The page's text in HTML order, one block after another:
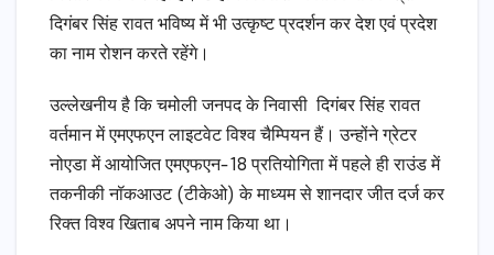
दिगंबर सिंह रावत भविष्य में भी उत्कृष्ट प्रदर्शन कर देश एवं प्रदेश
का नाम रोशन करते रहेंगे।
उल्लेखनीय है कि चमोली जनपद के निवासी दिगंबर सिंह रावत
वर्तमान में एमएफएन लाइटवेट विश्व चैम्पियन हैं। उन्होंने ग्रेटर
नोएडा में आयोजित एमएफएन-18 प्रतियोगिता में पहले ही राउंड में
तकनीकी नॉकआउट (टीकेओ) के माध्यम से शानदार जीत दर्ज कर
रिक्त विश्व खिताब अपने नाम किया था।